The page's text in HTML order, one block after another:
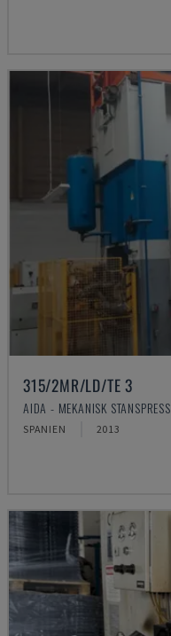
315/2MR/LD/TE 3
AIDA - MEKANISK STANSPRESS
SPANIEN 2013